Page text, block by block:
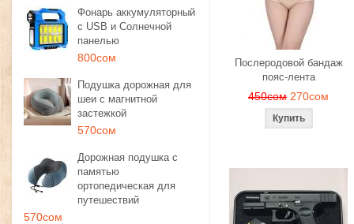
Фонарь аккумуляторный
с USB и Солнечной
панелью
800сом
Подушка дорожная для
шеи с магнитной
застежкой
570сом
Дорожная подушка с
памятью
ортопедическая для
путешествий
570сом
Послеродовой бандаж
пояс-лента
450сом 270сом